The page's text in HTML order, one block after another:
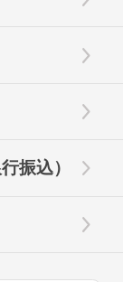
振込）